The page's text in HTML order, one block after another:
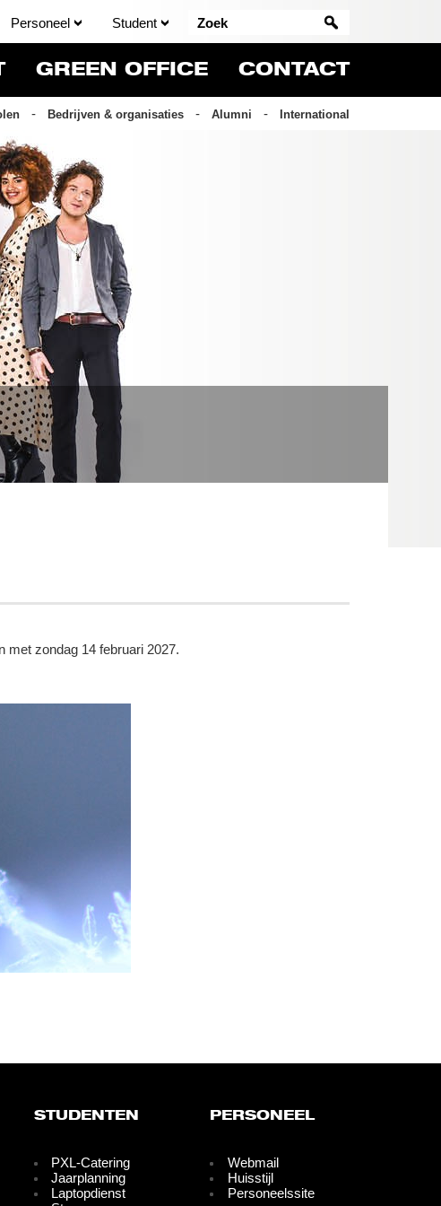
Personeel Student
GREEN OFFICE CONTACT
Bedrijven & organisaties Alumni International
met zondag 14 februari 2027.
STUDENTEN
PXL-Catering
Jaarplanning
Laptopdienst
PERSONEEL
Webmail
Huisstijl
Personeelssite